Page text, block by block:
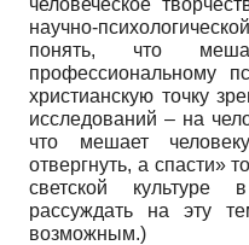
человеческое
научно-
понять, что
профессиональному
христианскую точку
исследований – на
что мешает
отвергнуть, а спасти»
светской
рассуждать на эту
возможным.)